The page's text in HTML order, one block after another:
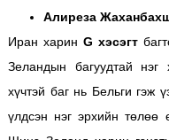
Алиреза
Иран харин G хэсэгт
Зеландын багуудтай нэг
хүчтэй баг нь Бельги гэж
үлдсэн нэг эрхийн төлөө